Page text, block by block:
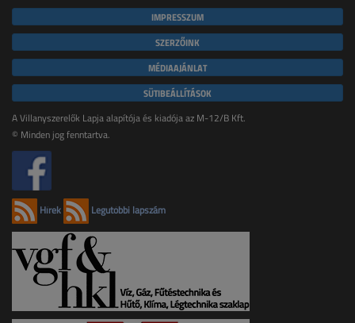
IMPRESSZUM
SZERZŐINK
MÉDIAAJÁNLAT
SÜTIBEÁLLÍTÁSOK
A Villanyszerelők Lapja alapítója és kiadója az M-12/B Kft.
© Minden jog fenntartva.
Hírek Legutóbbi lapszám